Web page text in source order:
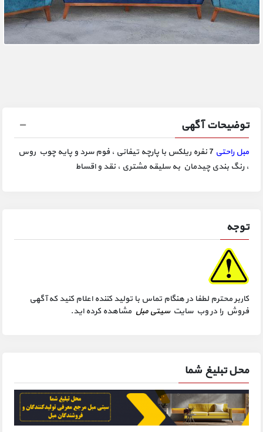
توضیحات آگهی
مبل راحتی
7 نفره ریلکس با پارچه تیفانی ، فوم سرد و پایه چوب روس
، رنگ بندی چیدمان به سلیقه مشتری ، نقد و اقساط
توجه
کاربر محترم لطفا در هنگام تماس با تولید کننده اعلام کنید که آگهی
فروش را در وب سایتسیتی مبل مشاهده کرده اید.
محل تبلیغ شما